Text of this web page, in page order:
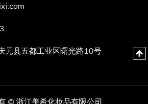
元县五都工业区曙光路10号
© 浙江美希化妆品有限公司